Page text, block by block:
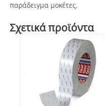
παράδειγμα μοκέτες.
Σχετικά προϊόντα